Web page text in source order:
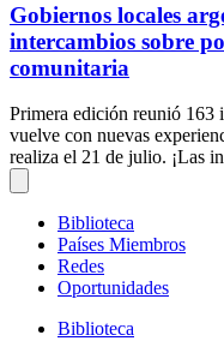
Gobiernos locales
intercambios sobre
comunitaria
Primera edición reunió 163
vuelve con nuevas
realiza el 21 de julio. ¡Las
Biblioteca
Países Miembros
Redes
Oportunidades
Biblioteca